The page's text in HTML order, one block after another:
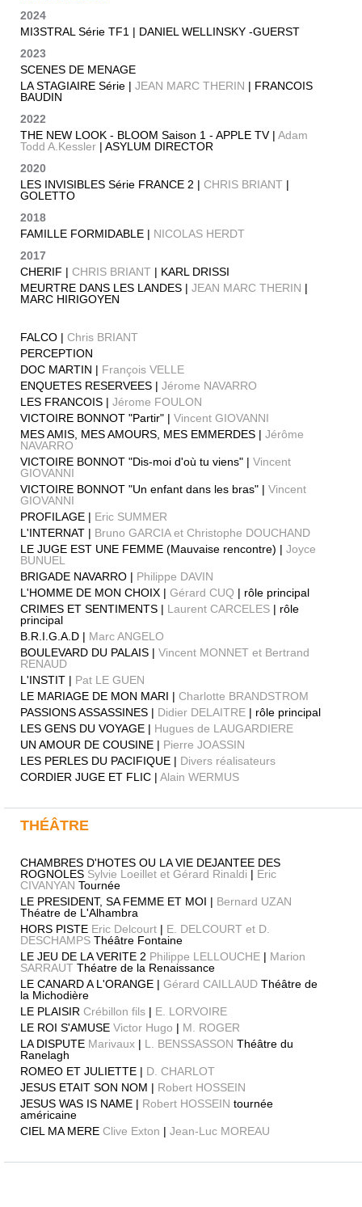
2024
MI3STRAL Série TF1 | DANIEL WELLINSKY -GUERST
2023
SCENES DE MENAGE
LA STAGIAIRE Série | JEAN MARC THERIN | FRANCOIS
BAUDIN
2022
THE NEW LOOK - BLOOM Saison 1 - APPLE TV | Adam
Todd A.Kessler | ASYLUM DIRECTOR
2020
LES INVISIBLES Série FRANCE 2 | CHRIS BRIANT |
GOLETTO
2018
FAMILLE FORMIDABLE | NICOLAS HERDT
2017
CHERIF | CHRIS BRIANT | KARL DRISSI
MEURTRE DANS LES LANDES | JEAN MARC THERIN |
MARC HIRIGOYEN
FALCO | Chris BRIANT
PERCEPTION
DOC MARTIN | François VELLE
ENQUETES RESERVEES | Jérome NAVARRO
LES FRANCOIS | Jérome FOULON
VICTOIRE BONNOT "Partir" | Vincent GIOVANNI
MES AMIS, MES AMOURS, MES EMMERDES | Jérôme
NAVARRO
VICTOIRE BONNOT "Dis-moi d'où tu viens" | Vincent
GIOVANNI
VICTOIRE BONNOT "Un enfant dans les bras" | Vincent
GIOVANNI
PROFILAGE | Eric SUMMER
L'INTERNAT | Bruno GARCIA et Christophe DOUCHAND
LE JUGE EST UNE FEMME (Mauvaise rencontre) | Joyce
BUNUEL
BRIGADE NAVARRO | Philippe DAVIN
L'HOMME DE MON CHOIX | Gérard CUQ | rôle principal
CRIMES ET SENTIMENTS | Laurent CARCELES | rôle
principal
B.R.I.G.A.D | Marc ANGELO
BOULEVARD DU PALAIS | Vincent MONNET et Bertrand
RENAUD
L'INSTIT | Pat LE GUEN
LE MARIAGE DE MON MARI | Charlotte BRANDSTROM
PASSIONS ASSASSINES | Didier DELAITRE | rôle principal
LES GENS DU VOYAGE | Hugues de LAUGARDIERE
UN AMOUR DE COUSINE | Pierre JOASSIN
LES PERLES DU PACIFIQUE | Divers réalisateurs
CORDIER JUGE ET FLIC | Alain WERMUS
THÉÂTRE
CHAMBRES D'HOTES OU LA VIE DEJANTEE DES
ROGNOLES Sylvie Loeillet et Gérard Rinaldi | Eric
CIVANYAN Tournée
LE PRESIDENT, SA FEMME ET MOI | Bernard UZAN
Théatre de L'Alhambra
HORS PISTE Eric Delcourt | E. DELCOURT et D.
DESCHAMPS Théâtre Fontaine
LE JEU DE LA VERITE 2 Philippe LELLOUCHE | Marion
SARRAUT Théatre de la Renaissance
LE CANARD A L'ORANGE | Gérard CAILLAUD Théâtre de
la Michodière
LE PLAISIR Crébillon fils | E. LORVOIRE
LE ROI S'AMUSE Victor Hugo | M. ROGER
LA DISPUTE Marivaux | L. BENSSASSON Théâtre du
Ranelagh
ROMEO ET JULIETTE | D. CHARLOT
JESUS ETAIT SON NOM | Robert HOSSEIN
JESUS WAS IS NAME | Robert HOSSEIN tournée
américaine
CIEL MA MERE Clive Exton | Jean-Luc MOREAU